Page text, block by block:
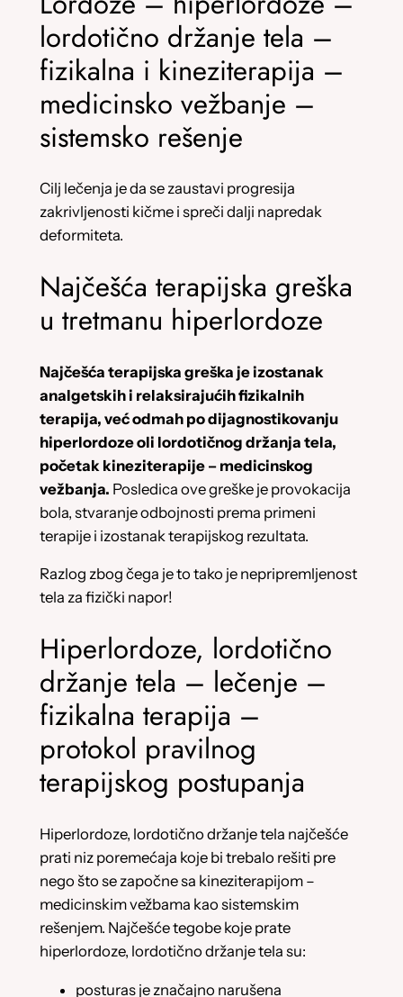
lordotično držanje tela –
fizikalna i kineziterapija –
medicinsko vežbanje –
sistemsko rešenje
Cilj lečenja je da se zaustavi progresija
zakrivljenosti kičme i spreči dalji napredak
deformiteta.
Najčešća terapijska greška
u tretmanu hiperlordoze
Najčešća terapijska greška je izostanak
analgetskih i relaksirajućih fizikalnih
terapija, već odmah po dijagnostikovanju
hiperlordoze oli lordotičnog držanja tela,
početak kineziterapije – medicinskog
vežbanja. Posledica ove greške je provokacija
bola, stvaranje odbojnosti prema primeni
terapije i izostanak terapijskog rezultata.
Razlog zbog čega je to tako je nepripremljenost
tela za fizički napor!
Hiperlordoze, lordotično
držanje tela – lečenje –
fizikalna terapija –
protokol pravilnog
terapijskog postupanja
Hiperlordoze, lordotično držanje tela najčešće
prati niz poremećaja koje bi trebalo rešiti pre
nego što se započne sa kineziterapijom –
medicinskim vežbama kao sistemskim
rešenjem. Najčešće tegobe koje prate
hiperlordoze, lordotično držanje tela su:
posturas je značajno narušena